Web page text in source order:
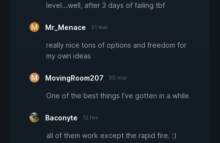
level...well, after 3 days of failing tbf
Mr_Menace 31 mai
really nice tons of options and freedom for
my own ideas
MovingRoom207 30 mar
One of the best things I've gotten in a while
Baconyte 12 fev
all of them work except the rapid fire. :)